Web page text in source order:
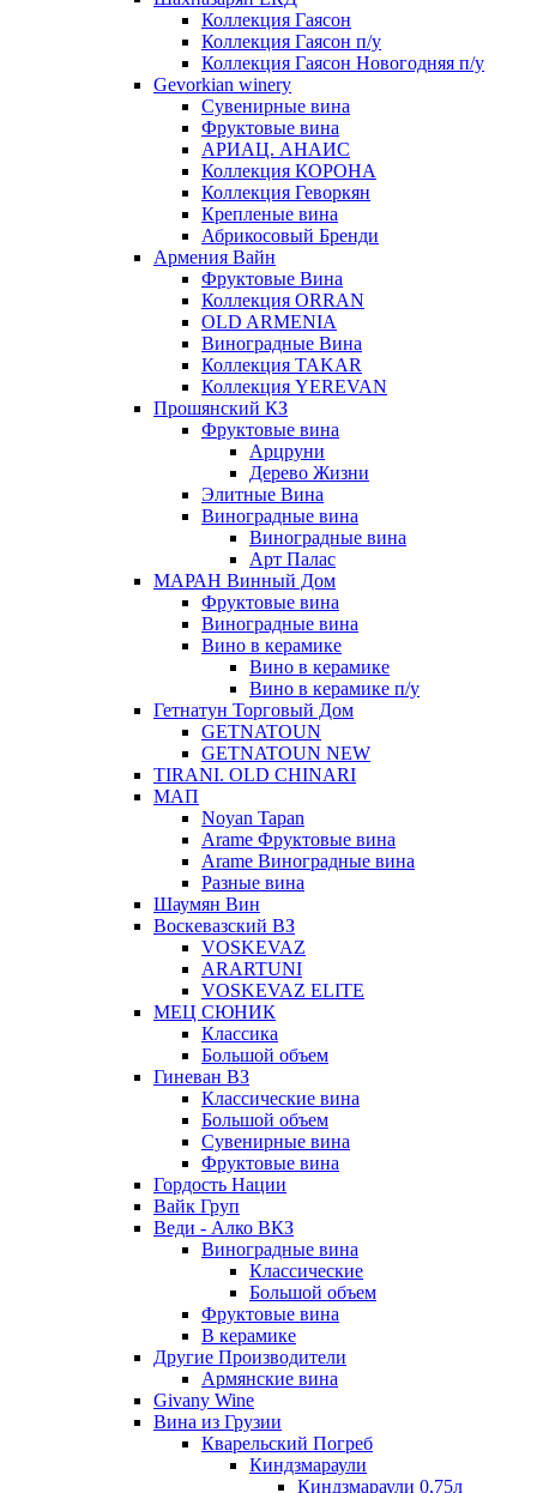
Коллекция Гаясон
Коллекция Гаясон п/у
Коллекция Гаясон Новогодняя п/у
Gevorkian winery
Сувенирные вина
Фруктовые вина
АРИАЦ. АНАИС
Коллекция КОРОНА
Коллекция Геворкян
Крепленые вина
Абрикосовый Бренди
Армения Вайн
Фруктовые Вина
Коллекция ORRAN
OLD ARMENIA
Виноградные Вина
Коллекция TAKAR
Коллекция YEREVAN
Прошянский КЗ
Фруктовые вина
Арцруни
Дерево Жизни
Элитные Вина
Виноградные вина
Виноградные вина
Арт Палас
МАРАН Винный Дом
Фруктовые вина
Виноградные вина
Вино в керамике
Вино в керамике
Вино в керамике п/у
Гетнатун Торговый Дом
GETNATOUN
GETNATOUN NEW
TIRANI. OLD CHINARI
МАП
Noyan Tapan
Arame Фруктовые вина
Arame Виноградные вина
Разные вина
Шаумян Вин
Воскевазский ВЗ
VOSKEVAZ
ARARTUNI
VOSKEVAZ ELITE
МЕЦ СЮНИК
Классика
Большой объем
Гиневан ВЗ
Классические вина
Большой объем
Сувенирные вина
Фруктовые вина
Гордость Нации
Вайк Груп
Веди - Алко ВКЗ
Виноградные вина
Классические
Большой объем
Фруктовые вина
В керамике
Другие Производители
Армянские вина
Givany Wine
Вина из Грузии
Кварельский Погреб
Киндзмараули
Киндзмараули 0,75л